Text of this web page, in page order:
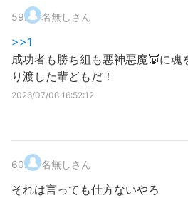
59. 名無しさん
>>1
成功者も勝ち組も悪神悪魔👿に魂
り渡した輩どもだ！
2026/07/08 16:52:12
60. 名無しさん
それは言っても仕方ないやろ